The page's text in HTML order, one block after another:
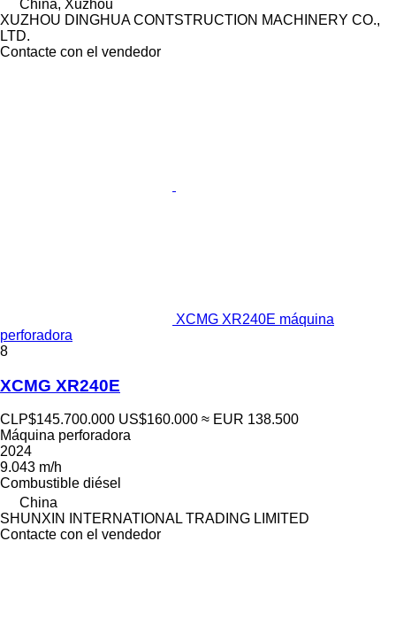
China, Xuzhou
XUZHOU DINGHUA CONTSTRUCTION MACHINERY CO.,
LTD.
Contacte con el vendedor
XCMG XR240E máquina
perforadora
8
XCMG XR240E
CLP$145.700.000 US$160.000 ≈ EUR 138.500
Máquina perforadora
2024
9.043 m/h
Combustible diésel
China
SHUNXIN INTERNATIONAL TRADING LIMITED
Contacte con el vendedor